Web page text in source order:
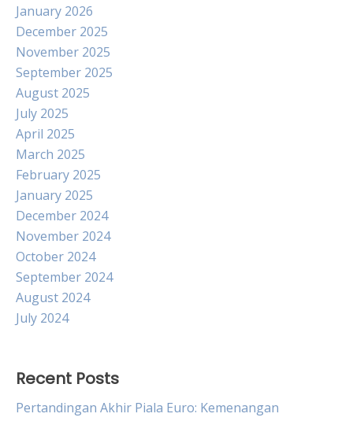
January 2026
December 2025
November 2025
September 2025
August 2025
July 2025
April 2025
March 2025
February 2025
January 2025
December 2024
November 2024
October 2024
September 2024
August 2024
July 2024
Recent Posts
Pertandingan Akhir Piala Euro: Kemenangan